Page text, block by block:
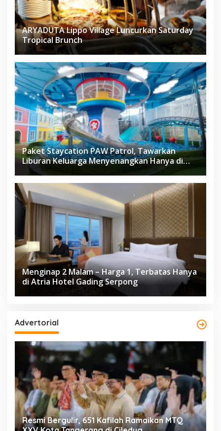
ARYADUTA Lippo Village Luncurkan Saturday
Tropical Brunch
Paket Staycation PAW Patrol, Tawarkan
Liburan Keluarga Menyenangkan Hanya di
Herloom Hotel BSD
Menginap 2 Malam – Harga 1, Terbatas Hanya
di Atria Hotel Gading Serpong
Advertorial
Resmi Bergulir, 651 Kafilah Ramaikan MTQ